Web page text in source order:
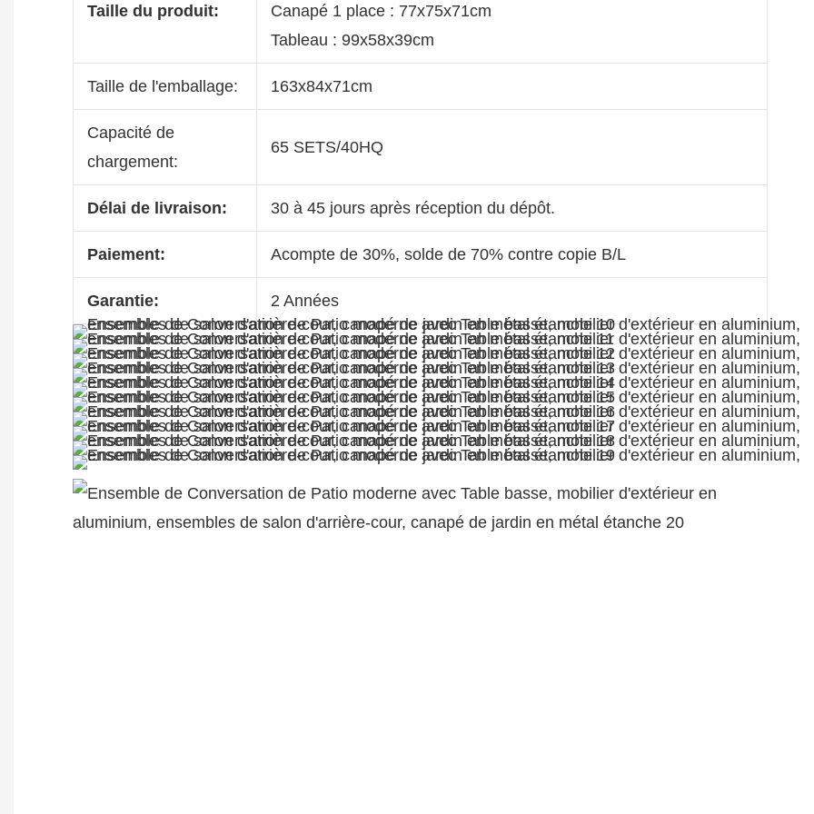
Taille du produit:
Canapé 1 place : 77x75x71cm
Tableau : 99x58x39cm
Taille de l'emballage: 163x84x71cm
Capacité de
chargement:
65 SETS/40HQ
Délai de livraison: 30 à 45 jours après réception du dépôt.
Paiement: Acompte de 30%, solde de 70% contre copie B/L
Garantie: 2 Années